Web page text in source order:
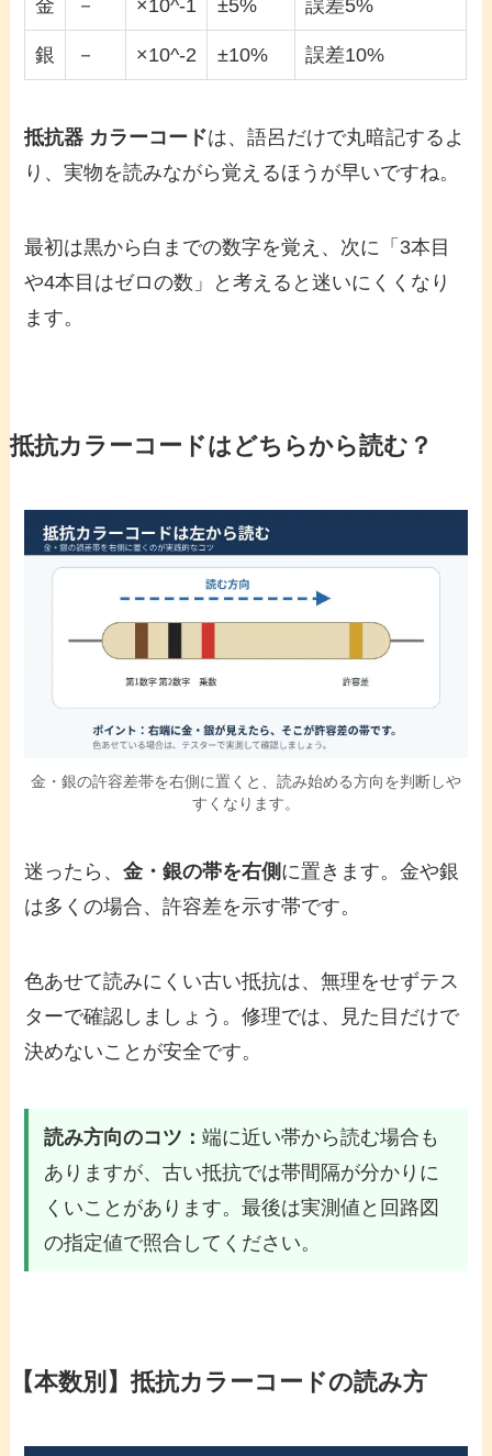
金 － ×10^-1 ±5% 誤差5%
銀 － ×10^-2 ±10% 誤差10%
抵抗器 カラーコードは、語呂だけで丸暗記するよ
り、実物を読みながら覚えるほうが早いですね。
最初は黒から白までの数字を覚え、次に「3本目
や4本目はゼロの数」と考えると迷いにくくなり
ます。
抵抗カラーコードはどちらから読む？
金・銀の許容差帯を右側に置くと、読み始める方向を判断しや
すくなります。
迷ったら、金・銀の帯を右側 に置きます。金や銀
は多くの場合、許容差を示す帯です。
色あせて読みにくい古い抵抗は、無理をせずテス
ターで確認しましょう。修理では、見た目だけで
決めないことが安全です。
読み方向のコツ：端に近い帯から読む場合も
ありますが、古い抵抗では帯間隔が分かりに
くいことがあります。最後は実測値と回路図
の指定値で照合してください。
【本数別】抵抗カラーコードの読み方